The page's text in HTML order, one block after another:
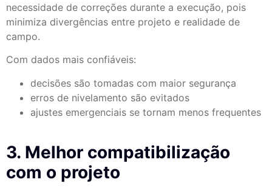
necessidade de correções durante a execução, pois
minimiza divergências entre projeto e realidade de
campo.
Com dados mais confiáveis:
decisões são tomadas com maior segurança
erros de nivelamento são evitados
ajustes emergenciais se tornam menos frequentes
3. Melhor compatibilização
com o projeto